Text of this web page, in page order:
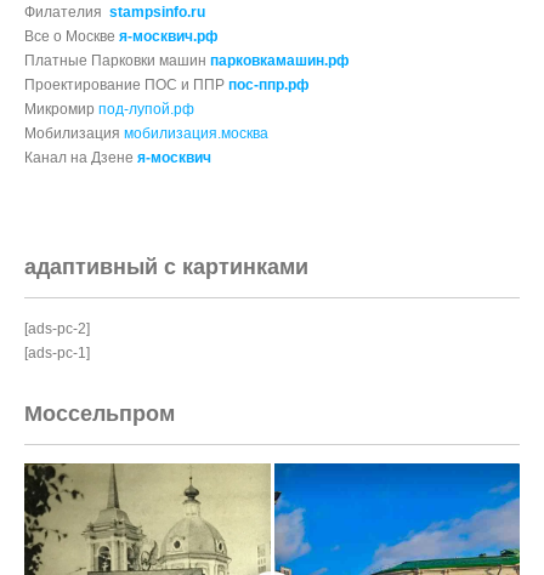
Филателия stampsinfo.ru
Все о Москве я-москвич.рф
Платные Парковки машин парковкамашин.рф
Проектирование ПОС и ППР пос-ппр.рф
Микромир под-лупой.рф
Мобилизация мобилизация.москва
Канал на Дзене я-москвич
адаптивный с картинками
[ads-pc-2]
[ads-pc-1]
Моссельпром